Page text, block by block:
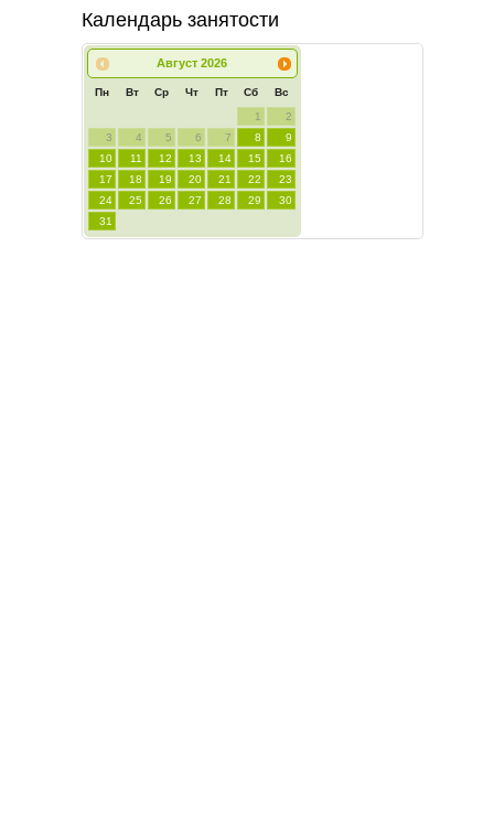
Календарь занятости
Август 2026
Пн Вт Ср Чт Пт Сб Вс
1
2
3
4 5 6 7 8
9
10
11 12 13 14 15
16
17
18 19 20 21 22
23
24
25 26 27 28 29
30
31